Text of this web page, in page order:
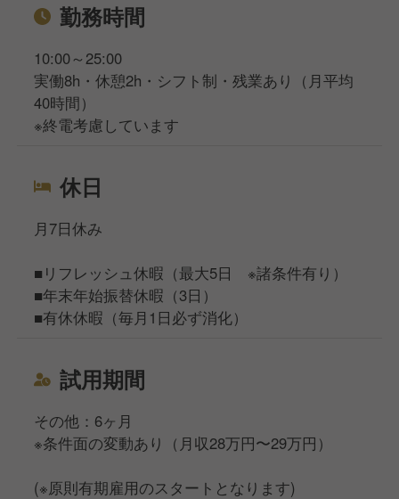
勤務時間
10:00～25:00
実働8h・休憩2h・シフト制・残業あり（月平均
40時間）
※終電考慮しています
休日
月7日休み
■リフレッシュ休暇（最大5日 ※諸条件有り）
■年末年始振替休暇（3日）
■有休休暇（毎月1日必ず消化）
試用期間
その他：6ヶ月
※条件面の変動あり（月収28万円〜29万円）
(※原則有期雇用のスタートとなります)